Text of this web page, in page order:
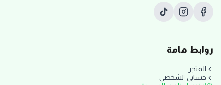
روابط هامة
المتجر
حسابي الشخصي